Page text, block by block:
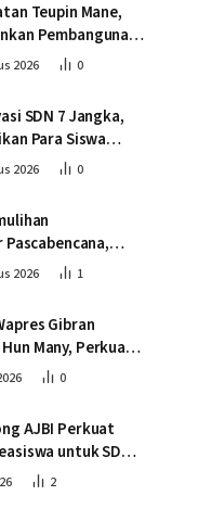
Teupin Mane,
Pembangunan
Tepat
2026 0
SDN 7 Jangka,
Para Siswa
dengan Layak
2026 0
Progres
2026 1
Gibran
Many, Perkuat
Indonesia –
0
AJBI Perkuat
untuk SDM
Timur
2